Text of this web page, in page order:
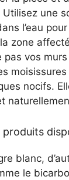
Utilisez une
l’eau
zone
pas vos
nocifs.
blanc,
le